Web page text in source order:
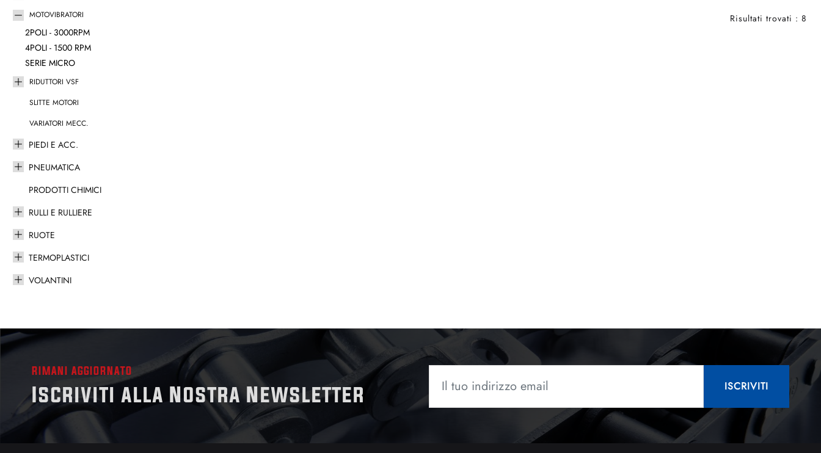
MOTOVIBRATORI
2POLI - 3000RPM
4POLI - 1500 RPM
SERIE MICRO
RIDUTTORI VSF
SLITTE MOTORI
VARIATORI MECC.
PIEDI E ACC.
PNEUMATICA
PRODOTTI CHIMICI
RULLI E RULLIERE
RUOTE
TERMOPLASTICI
VOLANTINI
Risultati trovati : 8
RIMANI AGGIORNATO
Iscriviti alla Nostra Newsletter